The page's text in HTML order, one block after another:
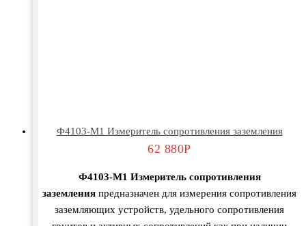
Ф4103-М1 Измеритель сопротивления заземления
62 880Р
Ф4103-М1 Измеритель сопротивления
заземления предназначен для измерения сопротивления
заземляющих устройств, удельного сопротивления